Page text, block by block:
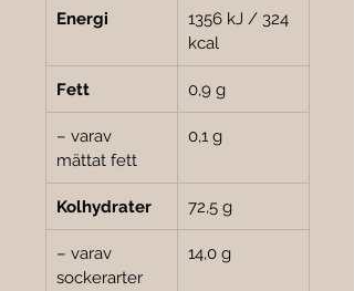
Energi
1356 kJ / 324
kcal
Fett 0,9 g
– varav
mättat fett
0,1 g
Kolhydrater 72,5 g
– varav
sockerarter
14,0 g